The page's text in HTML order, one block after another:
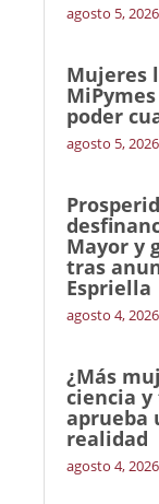
agosto 5, 2026
Mujeres
poder
agosto 5, 2026
Mayor y
tras
Espriella
agosto 4, 2026
¿Más
ciencia y
aprueba
realidad
agosto 4, 2026